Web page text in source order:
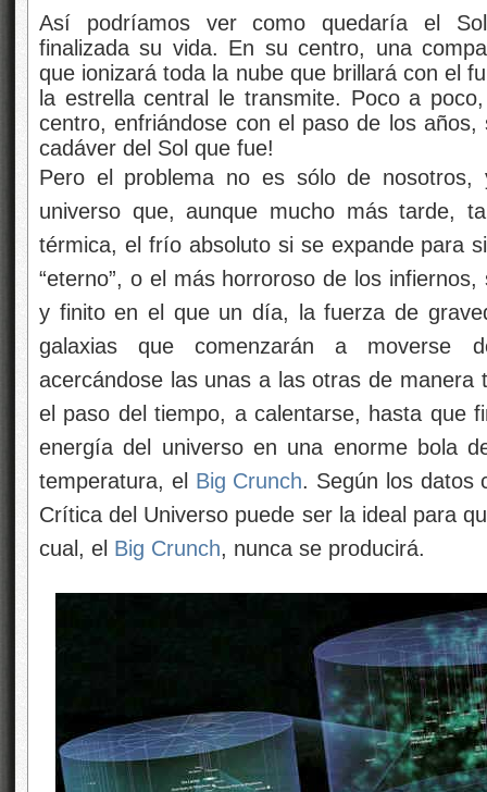
Así podríamos ver como quedaría el
finalizada su vida. En su centro, una
que ionizará toda la nube que brillará con el
la estrella central le transmite. Poco a
centro, enfriándose con el paso de los
cadáver del Sol que fue!
Pero el problema no es sólo de
universo que, aunque mucho más tarde,
térmica, el frío absoluto si se expande para
“eterno”, o el más horroroso de los
y finito en el que un día, la fuerza de
galaxias que comenzarán a moverse
acercándose las unas a las otras de manera
el paso del tiempo, a calentarse, hasta que
energía del universo en una enorme bola
temperatura, el Big Crunch. Según los datos
Crítica del Universo puede ser la ideal para
cual, el Big Crunch, nunca se producirá.